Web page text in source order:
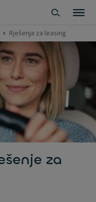
Rješenja za leasing
za